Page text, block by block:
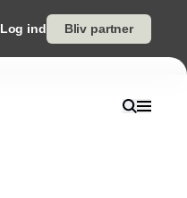
Log ind Bliv partner